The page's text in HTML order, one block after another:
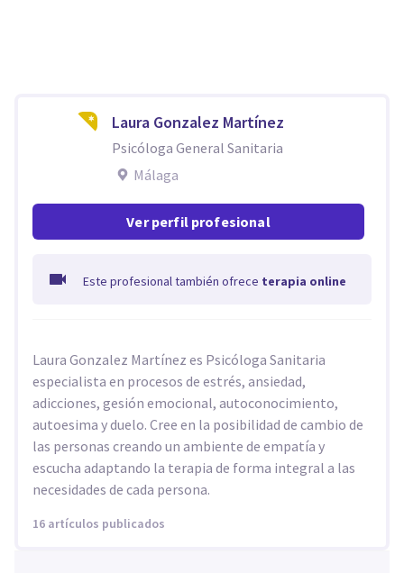
Laura Gonzalez Martínez
Psicóloga General Sanitaria
Málaga
Ver perfil profesional
Este profesional también ofrece terapia online
Laura Gonzalez Martínez es Psicóloga Sanitaria
especialista en procesos de estrés, ansiedad,
adicciones, gesión emocional, autoconocimiento,
autoesima y duelo. Cree en la posibilidad de cambio de
las personas creando un ambiente de empatía y
escucha adaptando la terapia de forma integral a las
necesidades de cada persona.
16 artículos publicados